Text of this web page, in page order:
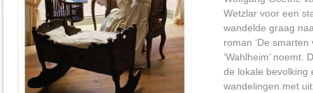
Wetzlar voor een
wandelde graag
roman ‘De
‘Wahlheim’ noemt.
de lokale bevolking
wandelingen met